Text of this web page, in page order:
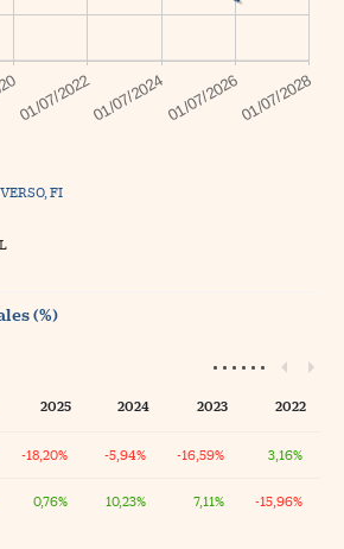
FI
(%)
2025 2024 2023 2022
-18,20% -5,94% -16,59% 3,16%
0,76% 10,23% 7,11% -15,96%